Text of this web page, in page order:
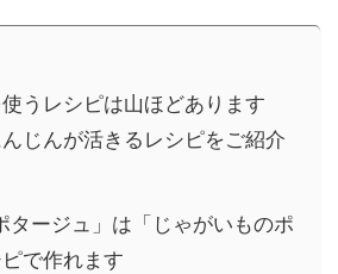
うレシピは山ほどあります
じんが活きるレシピをご紹介
タージュ」は「じゃがいものポ
で作れます